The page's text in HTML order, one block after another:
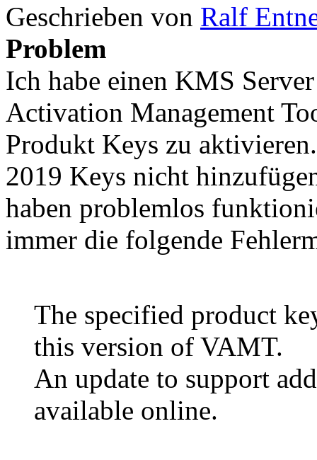
Geschrieben von Ralf
Problem
Ich habe einen KMS
Activation Management
Produkt Keys zu
2019 Keys nicht
haben problemlos
immer die folgende
The specified product
this version of VAMT.
An update to support
available online.